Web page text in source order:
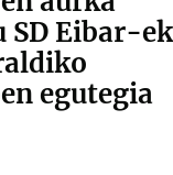
SD Eibar-ek
egutegia